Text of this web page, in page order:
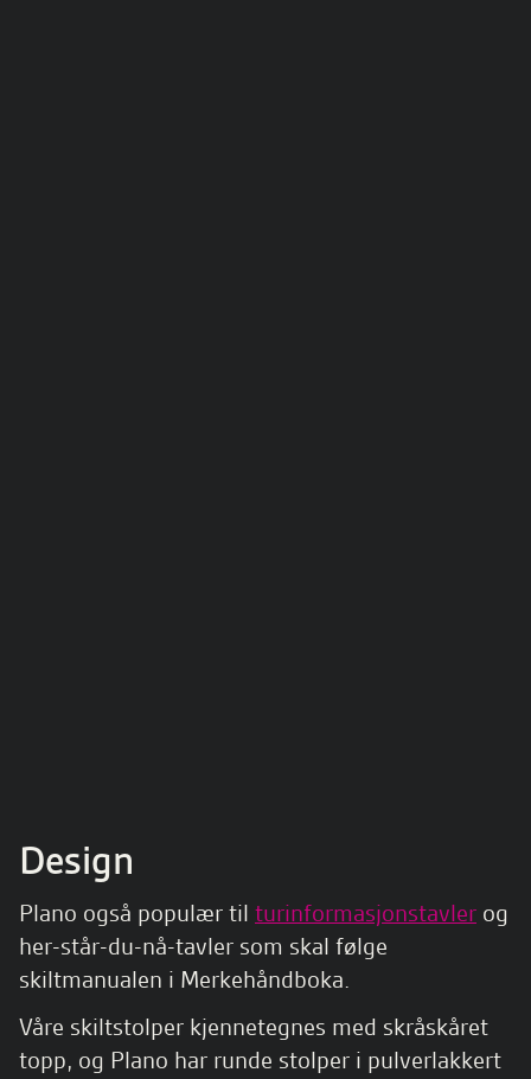
Design
Plano også populær til turinformasjonstavler og
her-står-du-nå-tavler som skal følge
skiltmanualen i Merkehåndboka.
Våre skiltstolper kjennetegnes med skråskåret
topp, og Plano har runde stolper i pulverlakkert